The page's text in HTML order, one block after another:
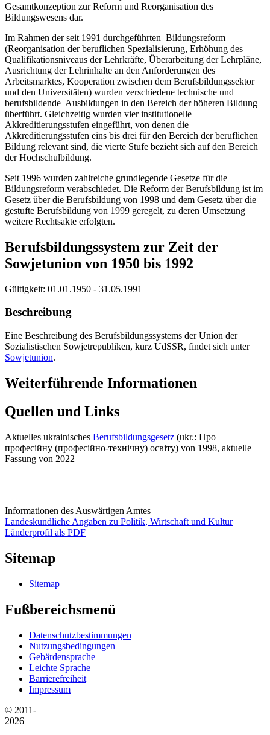
Gesamtkonzeption zur Reform und Reorganisation des
Bildungswesens dar.
Im Rahmen der seit 1991 durchgeführten Bildungsreform
(Reorganisation der beruflichen Spezialisierung, Erhöhung des
Qualifikationsniveaus der Lehrkräfte, Überarbeitung der Lehrpläne,
Ausrichtung der Lehrinhalte an den Anforderungen des
Arbeitsmarktes, Kooperation zwischen dem Berufsbildungssektor
und den Universitäten) wurden verschiedene technische und
berufsbildende Ausbildungen in den Bereich der höheren Bildung
überführt. Gleichzeitig wurden vier institutionelle
Akkreditierungsstufen eingeführt, von denen die
Akkreditierungsstufen eins bis drei für den Bereich der beruflichen
Bildung relevant sind, die vierte Stufe bezieht sich auf den Bereich
der Hochschulbildung.
Seit 1996 wurden zahlreiche grundlegende Gesetze für die
Bildungsreform verabschiedet. Die Reform der Berufsbildung ist im
Gesetz über die Berufsbildung von 1998 und dem Gesetz über die
gestufte Berufsbildung von 1999 geregelt, zu deren Umsetzung
weitere Rechtsakte erfolgten.
Berufsbildungssystem zur Zeit der
Sowjetunion von 1950 bis 1992
Gültigkeit: 01.01.1950 - 31.05.1991
Beschreibung
Eine Beschreibung des Berufsbildungssystems der Union der
Sozialistischen Sowjetrepubliken, kurz UdSSR, findet sich unter
Sowjetunion.
Weiterführende Informationen
Quellen und Links
Aktuelles ukrainisches Berufsbildungsgesetz (ukr.: Про
професійну (професійно-технічну) освіту) von 1998, aktuelle
Fassung von 2022
Informationen des Auswärtigen Amtes
Landeskundliche Angaben zu Politik, Wirtschaft und Kultur
Länderprofil als PDF
Sitemap
Sitemap
Fußbereichsmenü
Datenschutzbestimmungen
Nutzungsbedingungen
Gebärdensprache
Leichte Sprache
Barrierefreiheit
Impressum
© 2011-
2026